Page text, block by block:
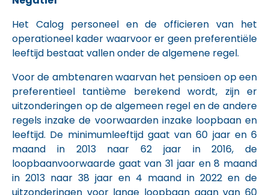
Het Calog personeel en de officieren van het
operationeel kader waarvoor er geen preferentiële
leeftijd bestaat vallen onder de algemene regel.
Voor de ambtenaren waarvan het pensioen op een
preferentieel tantième berekend wordt, zijn er
uitzonderingen op de algemeen regel en de andere
regels inzake de voorwaarden inzake loopbaan en
leeftijd. De minimumleeftijd gaat van 60 jaar en 6
maand in 2013 naar 62 jaar in 2016, de
loopbaanvoorwaarde gaat van 31 jaar en 8 maand
in 2013 naar 38 jaar en 4 maand in 2022 en de